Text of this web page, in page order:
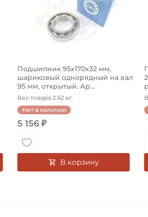
Подшипник 95х170х32 мм,
шариковый однорядный на вал
95 мм, открытый. Ар...
Вес товара 2.62 кг.
Нет в наличии
5 156 ₽
В корзину